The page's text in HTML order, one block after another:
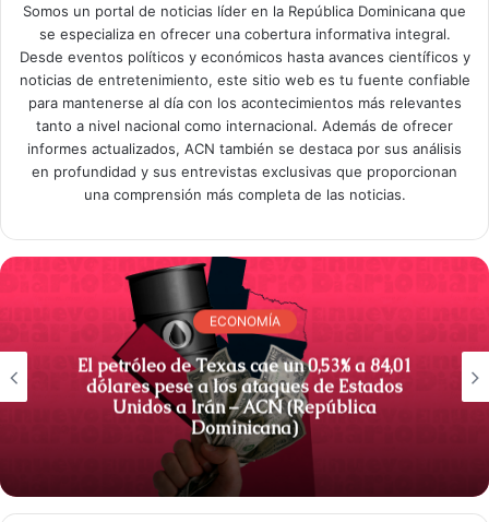
Somos un portal de noticias líder en la República Dominicana que
se especializa en ofrecer una cobertura informativa integral.
Desde eventos políticos y económicos hasta avances científicos y
noticias de entretenimiento, este sitio web es tu fuente confiable
para mantenerse al día con los acontecimientos más relevantes
tanto a nivel nacional como internacional. Además de ofrecer
informes actualizados, ACN también se destaca por sus análisis
en profundidad y sus entrevistas exclusivas que proporcionan
una comprensión más completa de las noticias.
ECONOMÍA
El petróleo de Texas cae un 0,53% a 84,01
dólares pese a los ataques de Estados
Unidos a Irán – ACN (República
Dominicana)